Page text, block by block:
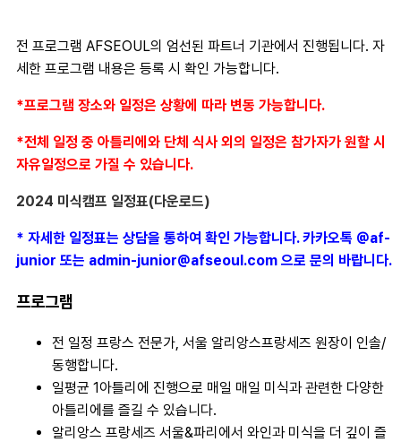
전 프로그램 AFSEOUL의 엄선된 파트너 기관에서 진행됩니다. 자
세한 프로그램 내용은 등록 시 확인 가능합니다.
*프로그램 장소와 일정은 상황에 따라 변동 가능합니다.
*전체 일정 중 아틀리에와 단체 식사 외의 일정은 참가자가 원할 시
자유일정으로 가질 수 있습니다.
2024 미식캠프 일정표(다운로드)
* 자세한 일정표는 상담을 통하여 확인 가능합니다. 카카오톡 @af-
junior 또는 admin-junior@afseoul.com 으로 문의 바랍니다.
프로그램
전 일정 프랑스 전문가, 서울 알리앙스프랑세즈 원장이 인솔/
동행합니다.
일평균 1아틀리에 진행으로 매일 매일 미식과 관련한 다양한
아틀리에를 즐길 수 있습니다.
알리앙스 프랑세즈 서울&파리에서 와인과 미식을 더 깊이 즐